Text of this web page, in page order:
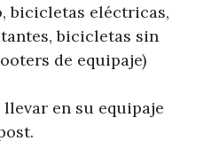
bicicletas eléctricas,
bicicletas sin
de equipaje)
llevar en su equipaje